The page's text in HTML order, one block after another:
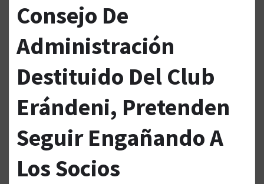
Consejo De
Administración
Destituido Del Club
Erándeni, Pretenden
Seguir Engañando A
Los Socios